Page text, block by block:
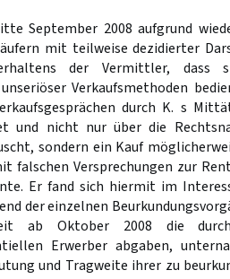
September 2008 aufgrund
mit teilweise dezidierter
der Vermittler, dass
Verkaufsmethoden
durch K. s
und nicht nur über die
sondern ein Kauf
falschen Versprechungen zur
Er fand sich hiermit im
der einzelnen
ab Oktober 2008 die
Erwerber abgaben,
und Tragweite ihrer zu